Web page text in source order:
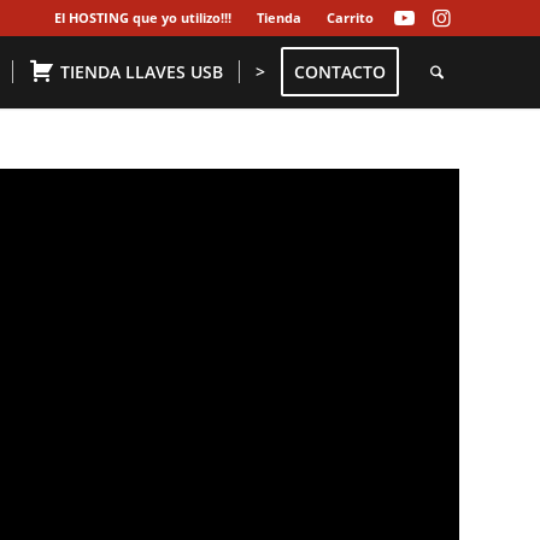
El HOSTING que yo utilizo!!! Tienda Carrito
TIENDA LLAVES USB > CONTACTO